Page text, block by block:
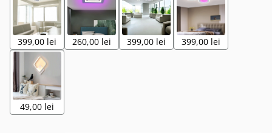
399,00 lei 260,00 lei 399,00 lei 399,00 lei
49,00 lei